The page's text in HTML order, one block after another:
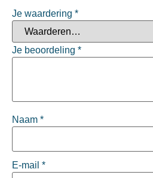
Je waardering *
Je beoordeling *
Naam *
E-mail *